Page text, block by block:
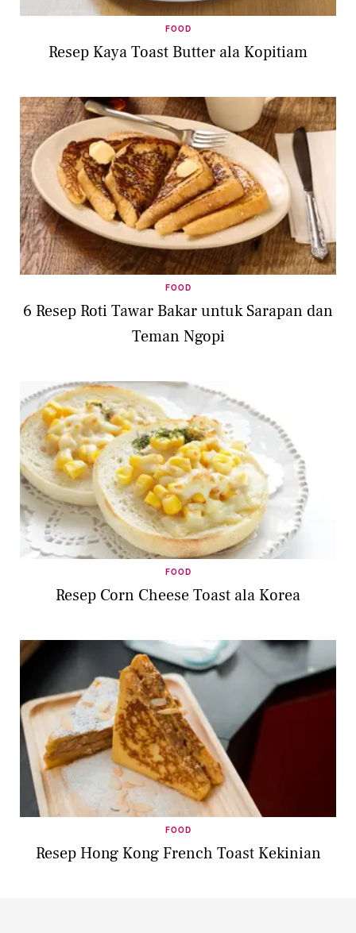
FOOD
Resep Kaya Toast Butter ala Kopitiam
FOOD
6 Resep Roti Tawar Bakar untuk Sarapan dan
Teman Ngopi
FOOD
Resep Corn Cheese Toast ala Korea
FOOD
Resep Hong Kong French Toast Kekinian